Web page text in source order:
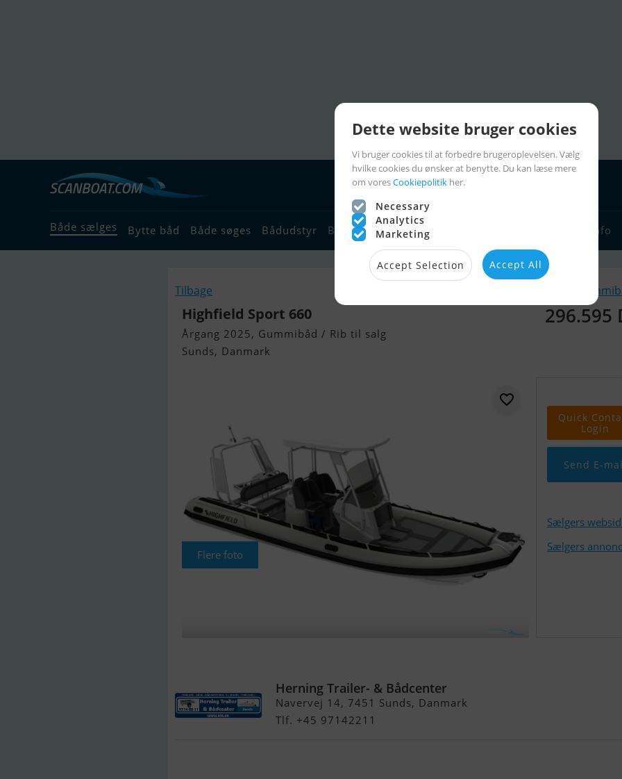
Både sælges Bytte båd Både søges Bådudstyr Bådforhandlere Sejlerlinks Sejlerinfo
Tilbage Lignende
Highfield Sport 660
Årgang 2025, Gummibåd / Rib til salg
Sunds, Danmark
296.595
Flere foto
Quick
Login
Send E-
Sælgers
Sælgers
Herning Trailer- & Bådcenter
Navervej 14, 7451 Sunds, Danmark
Tlf. +45 97142211
Dette website bruger cookies
Vi bruger cookies til at forbedre brugeroplevelsen. Vælg
hvilke cookies du ønsker at benytte. Du kan læse mere
om voresCookiepolitik her.
Necessary
Analytics
Marketing
Accept Selection Accept All